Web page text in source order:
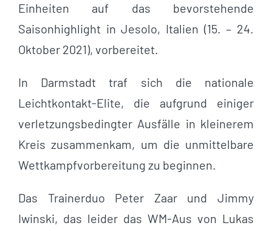
Einheiten auf das bevorstehende
Saisonhighlight in Jesolo, Italien (15. – 24.
Oktober 2021), vorbereitet.
In Darmstadt traf sich die nationale
Leichtkontakt-Elite, die aufgrund einiger
verletzungsbedingter Ausfälle in kleinerem
Kreis zusammenkam, um die unmittelbare
Wettkampfvorbereitung zu beginnen.
Das Trainerduo Peter Zaar und Jimmy
Iwinski, das leider das WM-Aus von Lukas